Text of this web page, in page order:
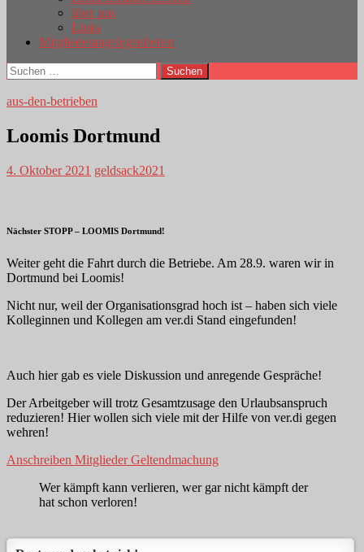
über uns
Links
Mitgliederangelegenheiten
Suchen
nach:
aus-den-betrieben
Loomis Dortmund
4. Oktober 2021 geldsack2021
Nächster STOPP – LOOMIS Dortmund!
Weiter geht die Fahrt durch die Betriebe. Am 28.9. waren wir in
Dortmund bei Loomis!
Nicht nur, weil der Organisationsgrad hoch ist – haben sich viele
Kolleginnen und Kollegen am ver.di Stand eingefunden!
Auch hier gab es viele Diskussion und anregende Gespräche!
Der Arbeitgeber will trotz Gesamtzusage den Urlaubsanspruch
reduzieren! Hier wollen sich viele mit der Hilfe von ver.di gegen
wehren!
Anschreiben Mitglieder Geltendmachung
Wer kämpft kann verlieren, wer gar nicht kämpft der
hat schon verloren!